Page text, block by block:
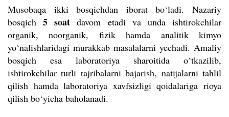
Musobaqa ikki bosqichdan iborat bo‘ladi. Nazariy
bosqich5 soat davom etadi va unda ishtirokchilar
organik, noorganik, fizik hamda analitik kimyo
yo‘nalishlaridagi murakkab masalalarni yechadi. Amaliy
bosqich esa laboratoriya sharoitida o‘tkazilib,
ishtirokchilar turli tajribalarni bajarish, natijalarni tahlil
qilish hamda laboratoriya xavfsizligi qoidalariga rioya
qilish bo‘yicha baholanadi.